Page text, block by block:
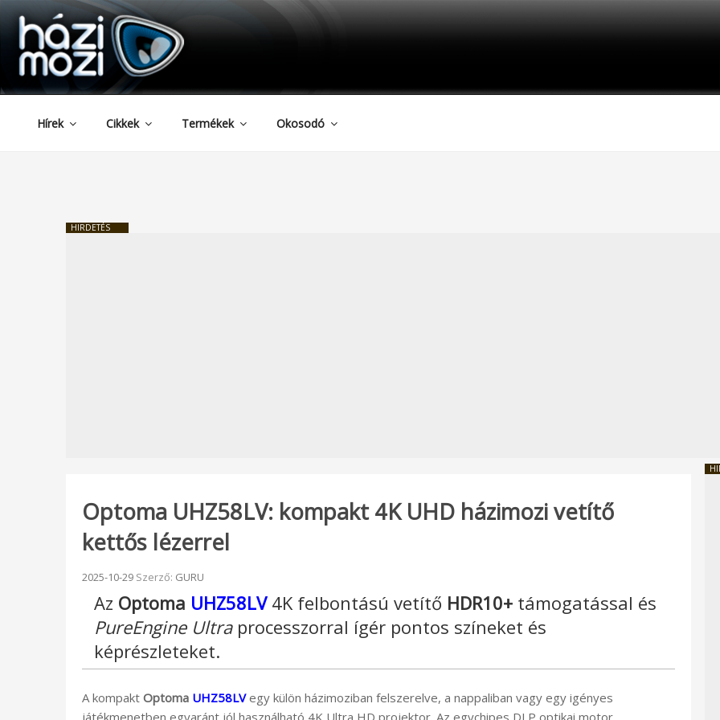
Tartalomhoz
HAZIMOZI
Hírek Cikkek Termékek Okosodó
HIRDETÉS
Optoma UHZ58LV: kompakt 4K UHD házimozi vetítő
kettős lézerrel
Beküldve:
2025-10-29 Szerző: GURU
Az Optoma UHZ58LV4K felbontású vetítő HDR10+ támogatással és
PureEngine Ultraprocesszorral ígér pontos színeket és
képrészleteket.
A kompakt Optoma UHZ58LVegy külön házimoziban felszerelve, a nappaliban vagy egy igényes
játékmenetben egyaránt jól használható 4K Ultra HD projektor. Az egychipes DLP optikai motor